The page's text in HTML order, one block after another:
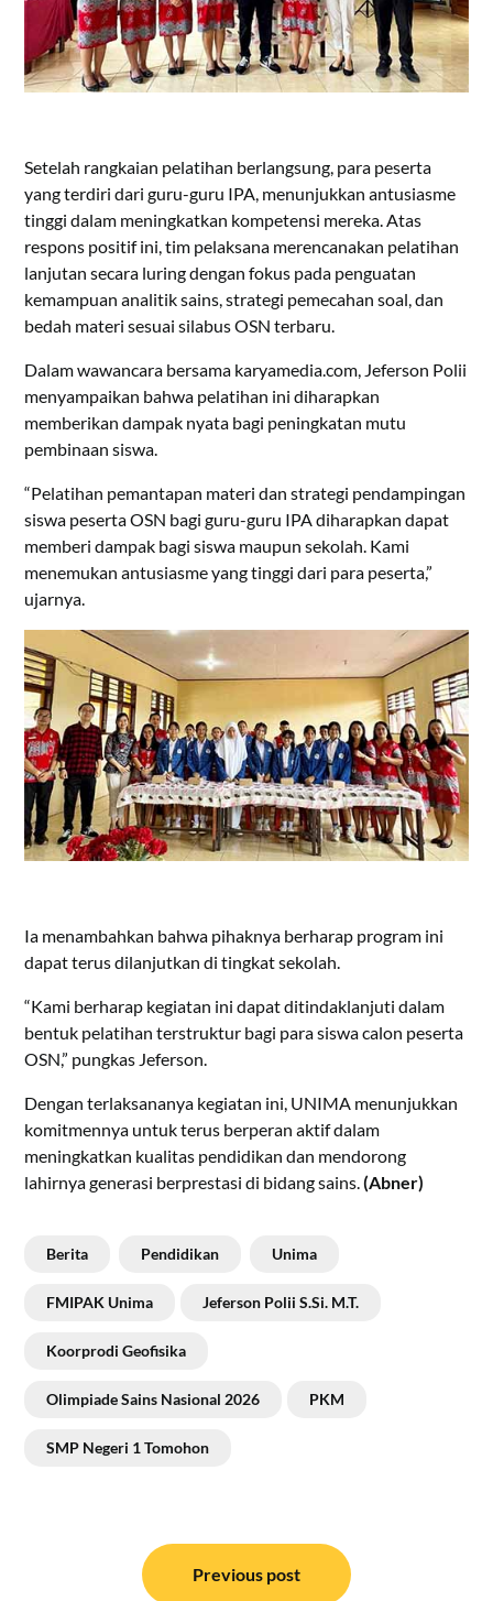
Setelah rangkaian pelatihan berlangsung, para peserta
yang terdiri dari guru-guru IPA, menunjukkan antusiasme
tinggi dalam meningkatkan kompetensi mereka. Atas
respons positif ini, tim pelaksana merencanakan pelatihan
lanjutan secara luring dengan fokus pada penguatan
kemampuan analitik sains, strategi pemecahan soal, dan
bedah materi sesuai silabus OSN terbaru.
Dalam wawancara bersama karyamedia.com, Jeferson Polii
menyampaikan bahwa pelatihan ini diharapkan
memberikan dampak nyata bagi peningkatan mutu
pembinaan siswa.
“Pelatihan pemantapan materi dan strategi pendampingan
siswa peserta OSN bagi guru-guru IPA diharapkan dapat
memberi dampak bagi siswa maupun sekolah. Kami
menemukan antusiasme yang tinggi dari para peserta,”
ujarnya.
Ia menambahkan bahwa pihaknya berharap program ini
dapat terus dilanjutkan di tingkat sekolah.
“Kami berharap kegiatan ini dapat ditindaklanjuti dalam
bentuk pelatihan terstruktur bagi para siswa calon peserta
OSN,” pungkas Jeferson.
Dengan terlaksananya kegiatan ini, UNIMA menunjukkan
komitmennya untuk terus berperan aktif dalam
meningkatkan kualitas pendidikan dan mendorong
lahirnya generasi berprestasi di bidang sains.(Abner)
Berita Pendidikan Unima
FMIPAK Unima Jeferson Polii S.Si. M.T.
Koorprodi Geofisika
Olimpiade Sains Nasional 2026 PKM
SMP Negeri 1 Tomohon
Previous post